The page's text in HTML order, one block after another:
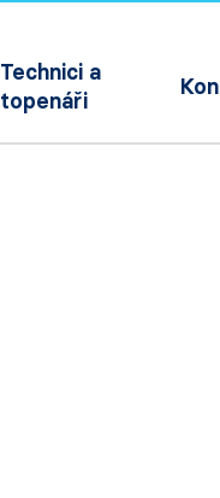
Technici a
topenáři